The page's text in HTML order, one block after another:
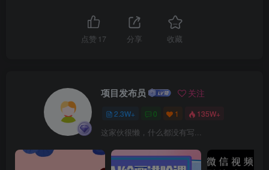
点赞 17 分享 收藏
项目发布员 关注
2.3W+ 0 1 135W+
这家伙很懒，什么都没有写...